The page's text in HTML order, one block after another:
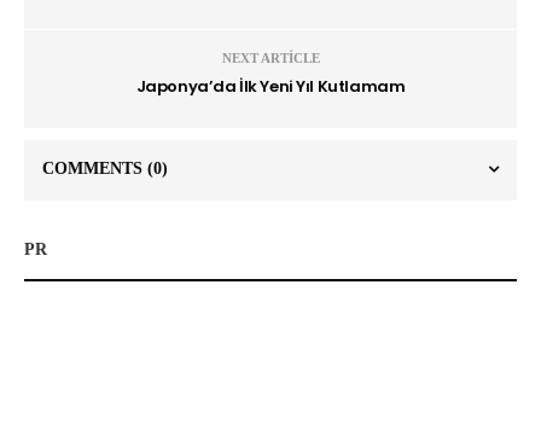
NEXT ARTICLE
Japonya’da İlk Yeni Yıl Kutlamam
COMMENTS (0)
PR